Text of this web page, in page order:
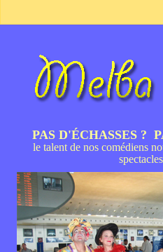
PAS D'ÉCHASSES ?
le talent de nos comédiens